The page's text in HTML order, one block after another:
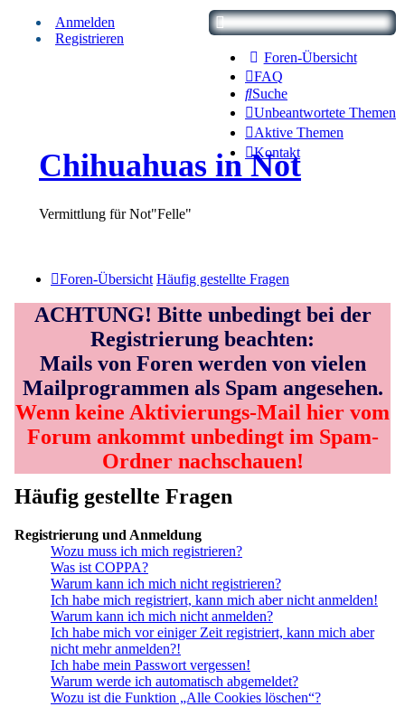
Foren-Übersicht
FAQ
Suche
Unbeantwortete Themen
Aktive Themen
Kontakt
Anmelden
Registrieren
Chihuahuas in Not
Vermittlung für Not"Felle"
Foren-Übersicht Häufig gestellte Fragen
ACHTUNG! Bitte unbedingt bei der
Registrierung beachten:
Mails von Foren werden von vielen
Mailprogrammen als Spam angesehen.
Wenn keine Aktivierungs-Mail hier vom
Forum ankommt unbedingt im Spam-
Ordner nachschauen!
Häufig gestellte Fragen
Registrierung und Anmeldung
Wozu muss ich mich registrieren?
Was ist COPPA?
Warum kann ich mich nicht registrieren?
Ich habe mich registriert, kann mich aber nicht anmelden!
Warum kann ich mich nicht anmelden?
Ich habe mich vor einiger Zeit registriert, kann mich aber
nicht mehr anmelden?!
Ich habe mein Passwort vergessen!
Warum werde ich automatisch abgemeldet?
Wozu ist die Funktion „Alle Cookies löschen“?